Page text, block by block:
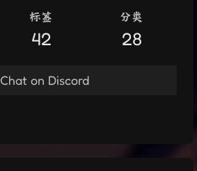
标签
42
分类
28
Chat on Discord